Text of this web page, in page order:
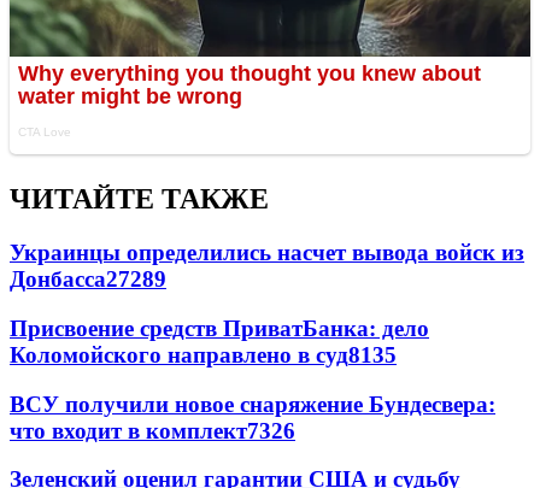
ЧИТАЙТЕ ТАКЖЕ
Украинцы определились насчет вывода войск из
Донбасса27289
Присвоение средств ПриватБанка: дело
Коломойского направлено в суд8135
ВСУ получили новое снаряжение Бундесвера:
что входит в комплект7326
Зеленский оценил гарантии США и судьбу